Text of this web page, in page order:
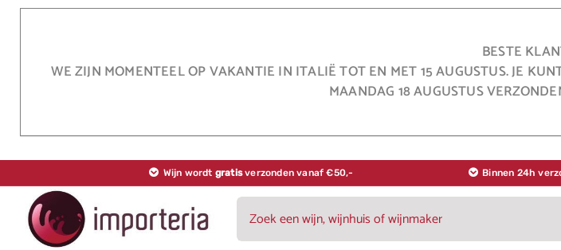
BESTE
WE ZIJN MOMENTEEL OP VAKANTIE IN ITALIË TOT EN MET 15 AUGUSTUS. JE
MAANDAG 18 AUGUSTUS
Wijn wordt gratisverzonden vanaf €50,- Binnen 24h
Zoeken
naar: